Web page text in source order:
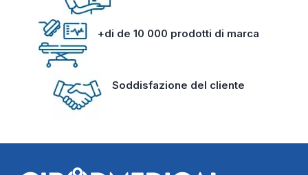
+di de 10 000 prodotti di marca
Soddisfazione del cliente